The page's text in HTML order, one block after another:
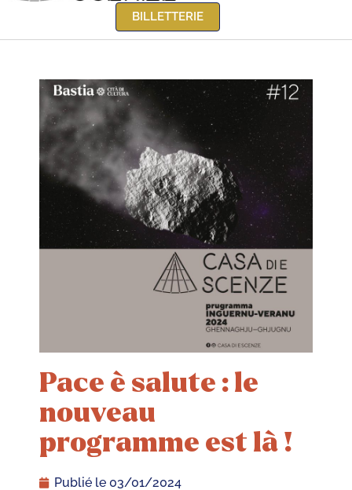
BILLETTERIE
Pace è salute : le
nouveau
programme est là !
Publié le 03/01/2024